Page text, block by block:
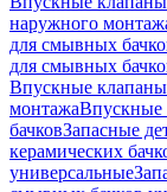
наружного
для смывных
для смывных
Впускные
монтажаВпускные
бачковЗапасные
керамических
универсальные